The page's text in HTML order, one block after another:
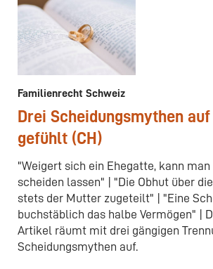
Familienrecht Schweiz
Drei Scheidungsmythen
gefühlt (CH)
"Weigert sich ein Ehegatte, kann
scheiden lassen" | "Die Obhut über
stets der Mutter zugeteilt" | "Eine
buchstäblich das halbe Vermögen" |
Artikel räumt mit drei gängigen
Scheidungsmythen auf.